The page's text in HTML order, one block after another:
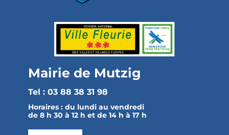
Mairie de Mutzig
Tel : 03 88 38 31 98
Horaires : du lundi au vendredi
de 8 h 30 à 12 h et de 14 h à 17 h